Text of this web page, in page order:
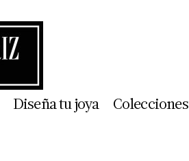
Diseña tu joya Colecciones